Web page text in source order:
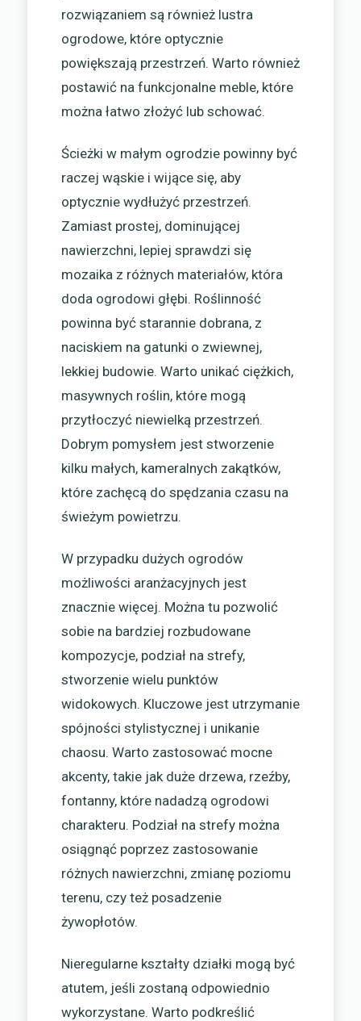
rozwiązaniem są również lustra
ogrodowe, które optycznie
powiększają przestrzeń. Warto również
postawić na funkcjonalne meble, które
można łatwo złożyć lub schować.
Ścieżki w małym ogrodzie powinny być
raczej wąskie i wijące się, aby
optycznie wydłużyć przestrzeń.
Zamiast prostej, dominującej
nawierzchni, lepiej sprawdzi się
mozaika z różnych materiałów, która
doda ogrodowi głębi. Roślinność
powinna być starannie dobrana, z
naciskiem na gatunki o zwiewnej,
lekkiej budowie. Warto unikać ciężkich,
masywnych roślin, które mogą
przytłoczyć niewielką przestrzeń.
Dobrym pomysłem jest stworzenie
kilku małych, kameralnych zakątków,
które zachęcą do spędzania czasu na
świeżym powietrzu.
W przypadku dużych ogrodów
możliwości aranżacyjnych jest
znacznie więcej. Można tu pozwolić
sobie na bardziej rozbudowane
kompozycje, podział na strefy,
stworzenie wielu punktów
widokowych. Kluczowe jest utrzymanie
spójności stylistycznej i unikanie
chaosu. Warto zastosować mocne
akcenty, takie jak duże drzewa, rzeźby,
fontanny, które nadadzą ogrodowi
charakteru. Podział na strefy można
osiągnąć poprzez zastosowanie
różnych nawierzchni, zmianę poziomu
terenu, czy też posadzenie
żywopłotów.
Nieregularne kształty działki mogą być
atutem, jeśli zostaną odpowiednio
wykorzystane. Warto podkreślić